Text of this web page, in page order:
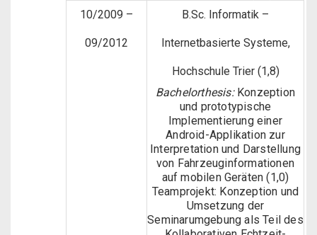
10/2009 –
09/2012
B.Sc. Informatik –
Internetbasierte Systeme,
Hochschule Trier (1,8)
Bachelorthesis: Konzeption
und prototypische
Implementierung einer
Android-Applikation zur
Interpretation und Darstellung
von Fahrzeuginformationen
auf mobilen Geräten (1,0)
Teamprojekt: Konzeption und
Umsetzung der
Seminarumgebung als Teil des